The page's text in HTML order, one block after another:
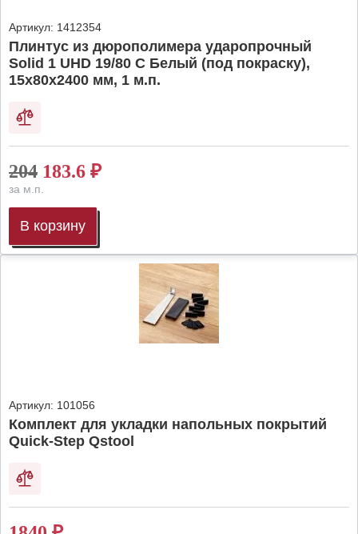
Артикул: 1412354
Плинтус из дюрополимера ударопрочный
Solid 1 UHD 19/80 C Белый (под покраску),
15х80х2400 мм, 1 м.п.
204 183.6 ₽
за м.п.
В корзину
Артикул: 101056
Комплект для укладки напольных покрытий
Quick-Step Qstool